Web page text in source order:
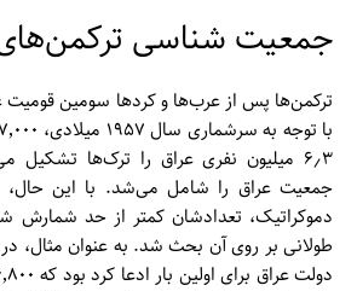
جمعیت شناسی
ترکمن‌‌ها پس از عرب‌‌ها و کرد‌ها سومین
جمعیت عراق را شامل می‌شد. با این حال،
دموکراتیک، تعدادشان کمتر از حد شمارش